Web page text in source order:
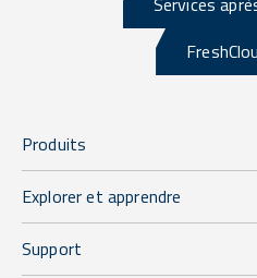
Produits
Explorer et apprendre
Support